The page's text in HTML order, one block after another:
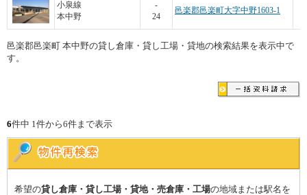
小泉線
本中野
-
24
邑楽郡邑楽町大字中野1603-1
邑楽郡邑楽町 本中野の貸し倉庫・貸し工場・貸地の検索結果を表示中で
す。
6件中 1件から6件まで表示
希望の貸し倉庫・貸し工場・貸地・売倉庫・工場の地域または駅名を